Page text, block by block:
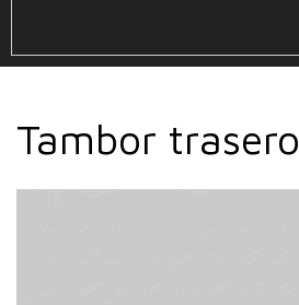
Tambor trasero